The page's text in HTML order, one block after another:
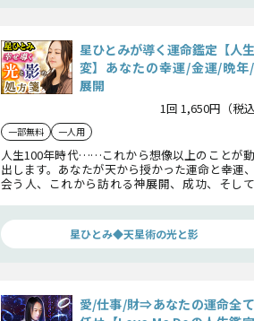
星ひとみが導く運命鑑定【人
変】あなたの幸運/金運/晩年
展開
1回 1,650円（税込
一部無料 一人用
人生100年時代……これから想像以上のことが
出します。あなたが天から授かった運命と幸運
会う人、これから訪れる神展開、成功、そし
星ひとみ◆天星術の光と影
愛/仕事/財⇒あなたの運命全